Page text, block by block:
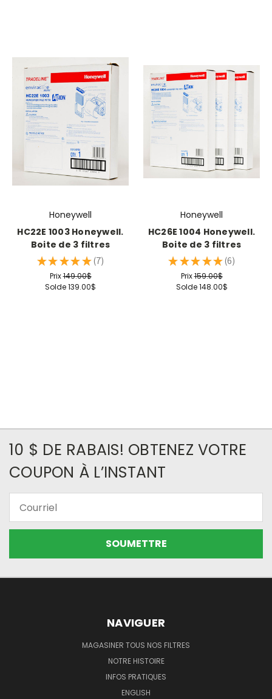
Honeywell
HC22E 1003 Honeywell.
Boite de 3 filtres
★ ★ ★ ★ ★ 7
7
Prix149.00$
Solde139.00$
Honeywell
HC26E 1004 Honeywell.
Boite de 3 filtres
★ ★ ★ ★ ★ 6
6
Prix159.00$
Solde148.00$
10 $ DE RABAIS! OBTENEZ VOTRE
COUPON À L’INSTANT
NAVIGUER
MAGASINER TOUS NOS FILTRES
NOTRE HISTOIRE
INFOS PRATIQUES
ENGLISH